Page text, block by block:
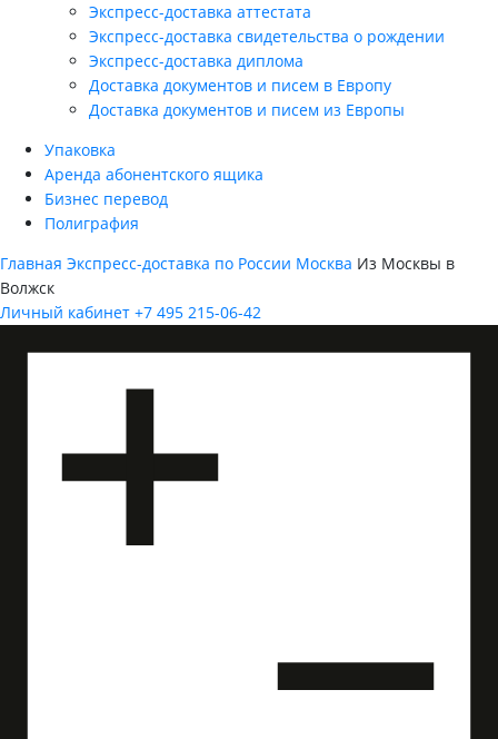
Экспресс-доставка аттестата
Экспресс-доставка свидетельства о рождении
Экспресс-доставка диплома
Доставка документов и писем в Европу
Доставка документов и писем из Европы
Упаковка
Аренда абонентского ящика
Бизнес перевод
Полиграфия
Главная Экспресс-доставка по России Москва Из Москвы в
Волжск
Личный кабинет +7 495 215-06-42